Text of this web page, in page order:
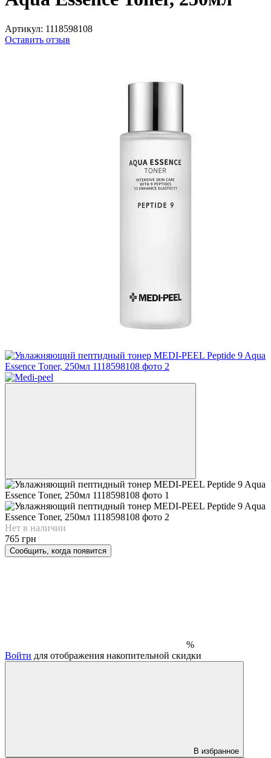
Артикул: 1118598108
Оставить отзыв
Нет в наличии
765 грн
Сообщить, когда появится
%
Войти для отображения накопительной скидки
В избранное